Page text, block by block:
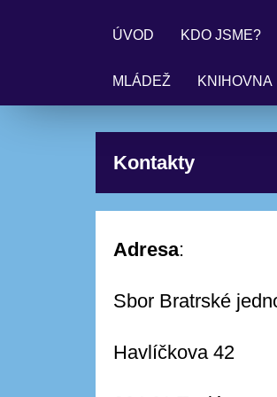
ÚVOD KDO JSME?
MLÁDEŽ KNIHOVNA
Kontakty
Adresa:
Sbor Bratrské
Havlíčkova 42